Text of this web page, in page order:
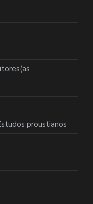
proustianos